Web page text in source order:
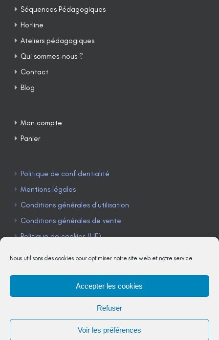
Nous utilisons des cookies pour optimiser notre site web et notre service.
Accepter les cookies
Refuser
Voir les préférences
Séquences Pédagogiques
Hotline
Ateliers pédagogiques
Qui sommes-nous ?
Contact
Blog
Mon compte
Panier
Politique de confidentialité
Mentions légales
Conditions générales d’utilisation
Conditions générales de vente
Politique de cookies (UE)
TÉLÉPHONE : 04 90 85 22 98